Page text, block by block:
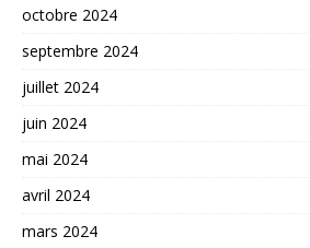
octobre 2024
septembre 2024
juillet 2024
juin 2024
mai 2024
avril 2024
mars 2024